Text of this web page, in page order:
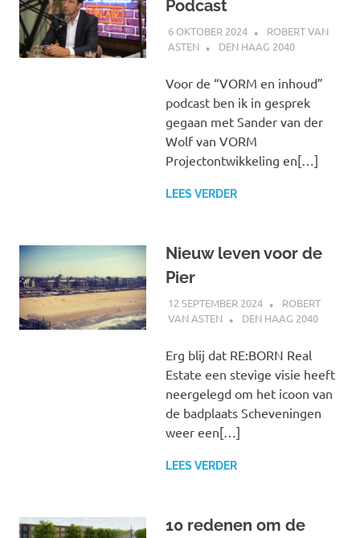
Podcast
6 OKTOBER 2024
ROBERT VAN
ASTEN
DEN HAAG 2040
Voor de “VORM en inhoud”
podcast ben ik in gesprek
gegaan met Sander van der
Wolf van VORM
Projectontwikkeling en[…]
LEES VERDER
Nieuw leven voor de
Pier
12 SEPTEMBER 2024
ROBERT
VAN ASTEN
DEN HAAG 2040
Erg blij dat RE:BORN Real
Estate een stevige visie heeft
neergelegd om het icoon van
de badplaats Scheveningen
weer een[…]
LEES VERDER
10 redenen om de